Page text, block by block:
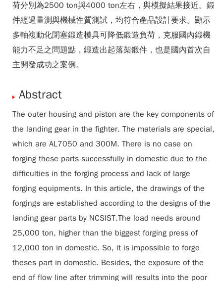
荷分別為2500 ton與4000 ton左右，與模擬結果接近。鍛
件經過量測與機械性質測試，均符合產品設計要求。顯示
多軸複動化閉塞鍛造模具可降低鍛造負荷，克服國內鍛機
能力不足之問題點，鍛造出起落架鍛件，也是國內首次自
主開發成功之案例。
Abstract
The outer housing and piston are the key components of
the landing gear in the fighter. The materials are special,
which are AL7050 and 300M. There is no case on
forging these parts successfully in domestic due to the
difficulties in the forging process and lack of large
forging equipments. In this article, the drawings of the
forgings are established according to the designs of the
landing gear parts by NCSIST.The load needs around
25,000 ton, higher than the biggest forging press of
12,000 ton in domestic. So, it is impossible to forge
theses part in domestic. Besides, the exposure of the
end of flow line after trimming will results into the poor